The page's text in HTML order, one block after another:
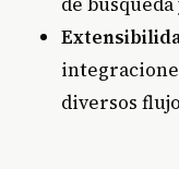
diversos